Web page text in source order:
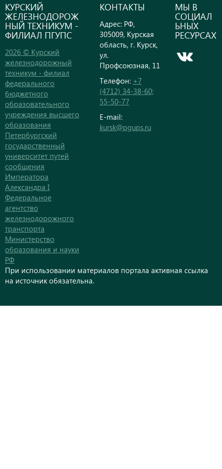
КУРСКИЙ
ЖЕЛЕЗНОДОРОЖ
НЫЙ ТЕХНИКУМ -
ФИЛИАЛ ПГУПС
2026 © Курский
железнодорожный
техникум - филиал
федерального
бюджетного
образовательного
учреждения высшего
образования
Петербургский
государственный
университет путей
сообщения
Императора
Александра I
Федеральное
агентство
железнодорожного
транспорта
Министерство
образования и науки
РФ
КОНТАКТЫ
Адрес: РФ,
305009, Курская
область, г. Курск,
ул.
Профсоюзная, 11
Телефон: +7
(4712) 34-38-60;
55-50-77
E-mail:
kursk@pgups.ru
МЫ В
СОЦИАЛ
ЬНЫХ
РЕСУРСАХ
При использовании материалов портала активная ссылка
на источник обязательна.